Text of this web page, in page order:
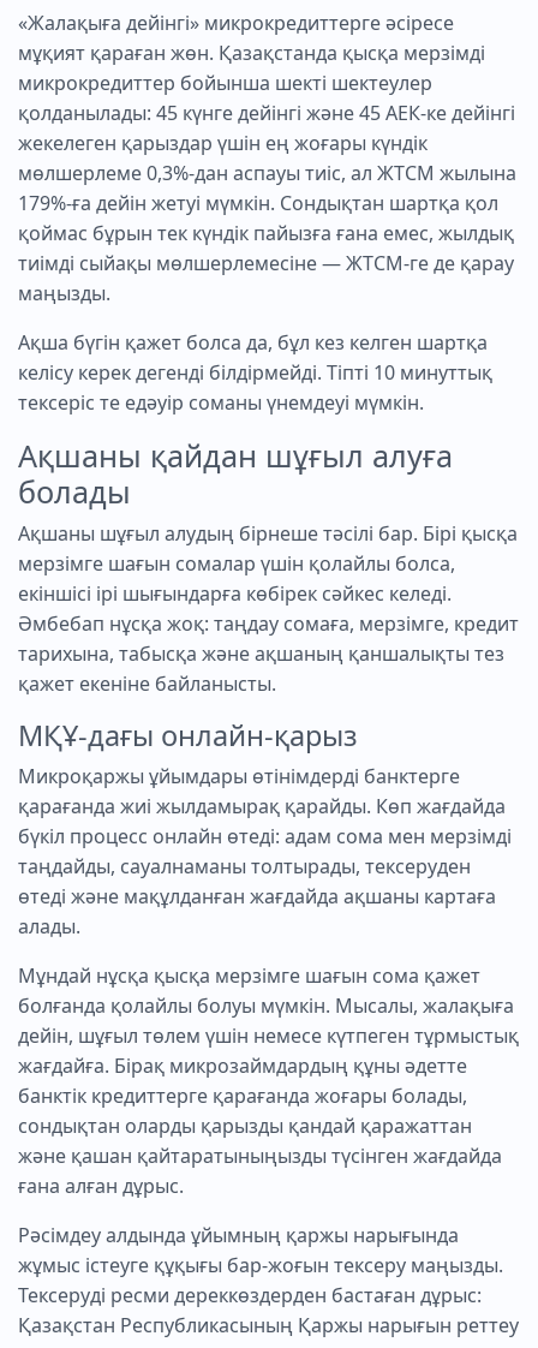
«Жалақыға дейінгі» микрокредиттерге әсіресе
мұқият қараған жөн. Қазақстанда қысқа мерзімді
микрокредиттер бойынша шекті шектеулер
қолданылады: 45 күнге дейінгі және 45 АЕК-ке дейінгі
жекелеген қарыздар үшін ең жоғары күндік
мөлшерлеме 0,3%-дан аспауы тиіс, ал ЖТСМ жылына
179%-ға дейін жетуі мүмкін. Сондықтан шартқа қол
қоймас бұрын тек күндік пайызға ғана емес, жылдық
тиімді сыйақы мөлшерлемесіне — ЖТСМ-ге де қарау
маңызды.
Ақша бүгін қажет болса да, бұл кез келген шартқа
келісу керек дегенді білдірмейді. Тіпті 10 минуттық
тексеріс те едәуір соманы үнемдеуі мүмкін.
Ақшаны қайдан шұғыл алуға
болады
Ақшаны шұғыл алудың бірнеше тәсілі бар. Бірі қысқа
мерзімге шағын сомалар үшін қолайлы болса,
екіншісі ірі шығындарға көбірек сәйкес келеді.
Әмбебап нұсқа жоқ: таңдау сомаға, мерзімге, кредит
тарихына, табысқа және ақшаның қаншалықты тез
қажет екеніне байланысты.
МҚҰ-дағы онлайн-қарыз
Микроқаржы ұйымдары өтінімдерді банктерге
қарағанда жиі жылдамырақ қарайды. Көп жағдайда
бүкіл процесс онлайн өтеді: адам сома мен мерзімді
таңдайды, сауалнаманы толтырады, тексеруден
өтеді және мақұлданған жағдайда ақшаны картаға
алады.
Мұндай нұсқа қысқа мерзімге шағын сома қажет
болғанда қолайлы болуы мүмкін. Мысалы, жалақыға
дейін, шұғыл төлем үшін немесе күтпеген тұрмыстық
жағдайға. Бірақ микрозаймдардың құны әдетте
банктік кредиттерге қарағанда жоғары болады,
сондықтан оларды қарызды қандай қаражаттан
және қашан қайтаратыныңызды түсінген жағдайда
ғана алған дұрыс.
Рәсімдеу алдында ұйымның қаржы нарығында
жұмыс істеуге құқығы бар-жоғын тексеру маңызды.
Тексеруді ресми дереккөздерден бастаған дұрыс:
Қазақстан Республикасының Қаржы нарығын реттеу